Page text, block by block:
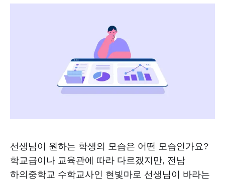
선생님이 원하는 학생의 모습은 어떤 모습인가요?
학교급이나 교육관에 따라 다르겠지만, 전남
하의중학교 수학교사인 현빛마로 선생님이 바라는